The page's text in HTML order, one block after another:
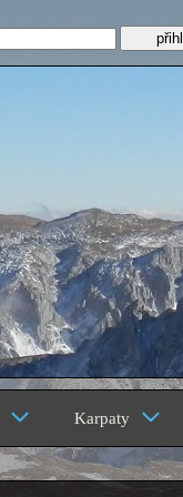
Karpaty